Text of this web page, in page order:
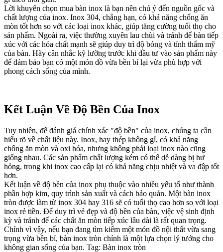
Lời khuyên chọn mua bàn inox là bạn nên chú ý đến nguồn gốc và
chất lượng của inox. Inox 304, chẳng hạn, có khả năng chống ăn
mòn tốt hơn so với các loại inox khác, giúp tăng cường tuổi thọ cho
sản phẩm. Ngoài ra, việc thường xuyên lau chùi và tránh để bàn tiếp
xúc với các hóa chất mạnh sẽ giúp duy trì độ bóng và tính thẩm mỹ
của bàn. Hãy cân nhắc kỹ lưỡng trước khi đầu tư vào sản phẩm này
để đảm bảo bạn có một món đồ vừa bền bỉ lại vừa phù hợp với
phong cách sống của mình.
Kết Luận Về Độ Bền Của Inox
Tuy nhiên, để đánh giá chính xác "độ bền" của inox, chúng ta cần
hiểu rõ về chất liệu này. Inox, hay thép không gỉ, có khả năng
chống ăn mòn và oxi hóa, nhưng không phải loại inox nào cũng
giống nhau. Các sản phẩm chất lượng kém có thể dễ dàng bị hư
hỏng, trong khi inox cao cấp lại có khả năng chịu nhiệt và va đập tốt
hơn.
Kết luận về độ bền của inox phụ thuộc vào nhiều yếu tố như thành
phần hợp kim, quy trình sản xuất và cách bảo quản. Một bàn inox
tròn được làm từ inox 304 hay 316 sẽ có tuổi thọ cao hơn so với loại
inox rẻ tiền. Để duy trì vẻ đẹp và độ bền của bàn, việc vệ sinh định
kỳ và tránh để các chất ăn mòn tiếp xúc lâu dài là rất quan trọng.
Chính vì vậy, nếu bạn đang tìm kiếm một món đồ nội thất vừa sang
trọng vừa bền bỉ, bàn inox tròn chính là một lựa chọn lý tưởng cho
không gian sống của bạn. Tag: Bàn inox tròn